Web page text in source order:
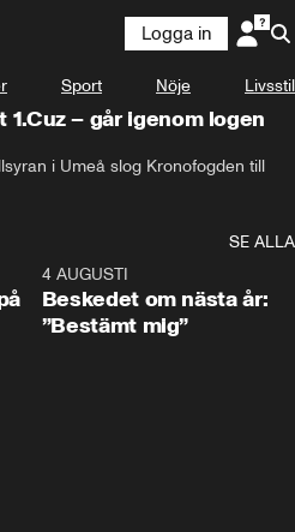
Logga in
Sport Nöje Livsstil
– går igenom logen
i Umeå slog Kronofogden till
SE ALLA
4 AUGUSTI
Beskedet om nästa år:
”Bestämt mig”